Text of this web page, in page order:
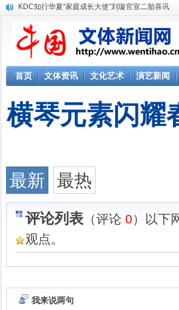
KDC知行华夏“家庭成长大使”刘璇官宣二胎喜讯
首页 文体资讯 文化艺术 演艺新闻
横琴元素闪耀
最新
最热
评论列表 （评论 0）以下
观点。
我来说两句